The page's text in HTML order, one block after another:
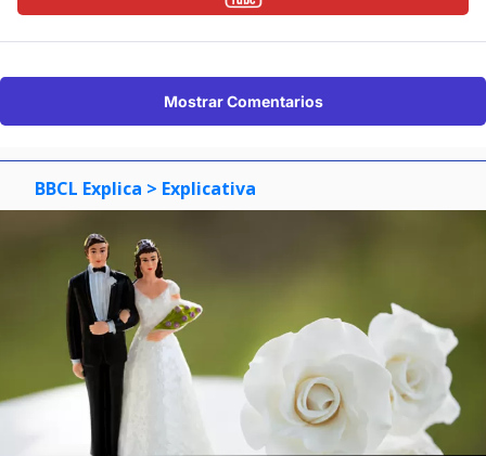
Mostrar Comentarios
BBCL Explica > Explicativa